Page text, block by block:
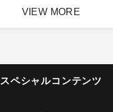
VIEW MORE
スペシャルコンテンツ